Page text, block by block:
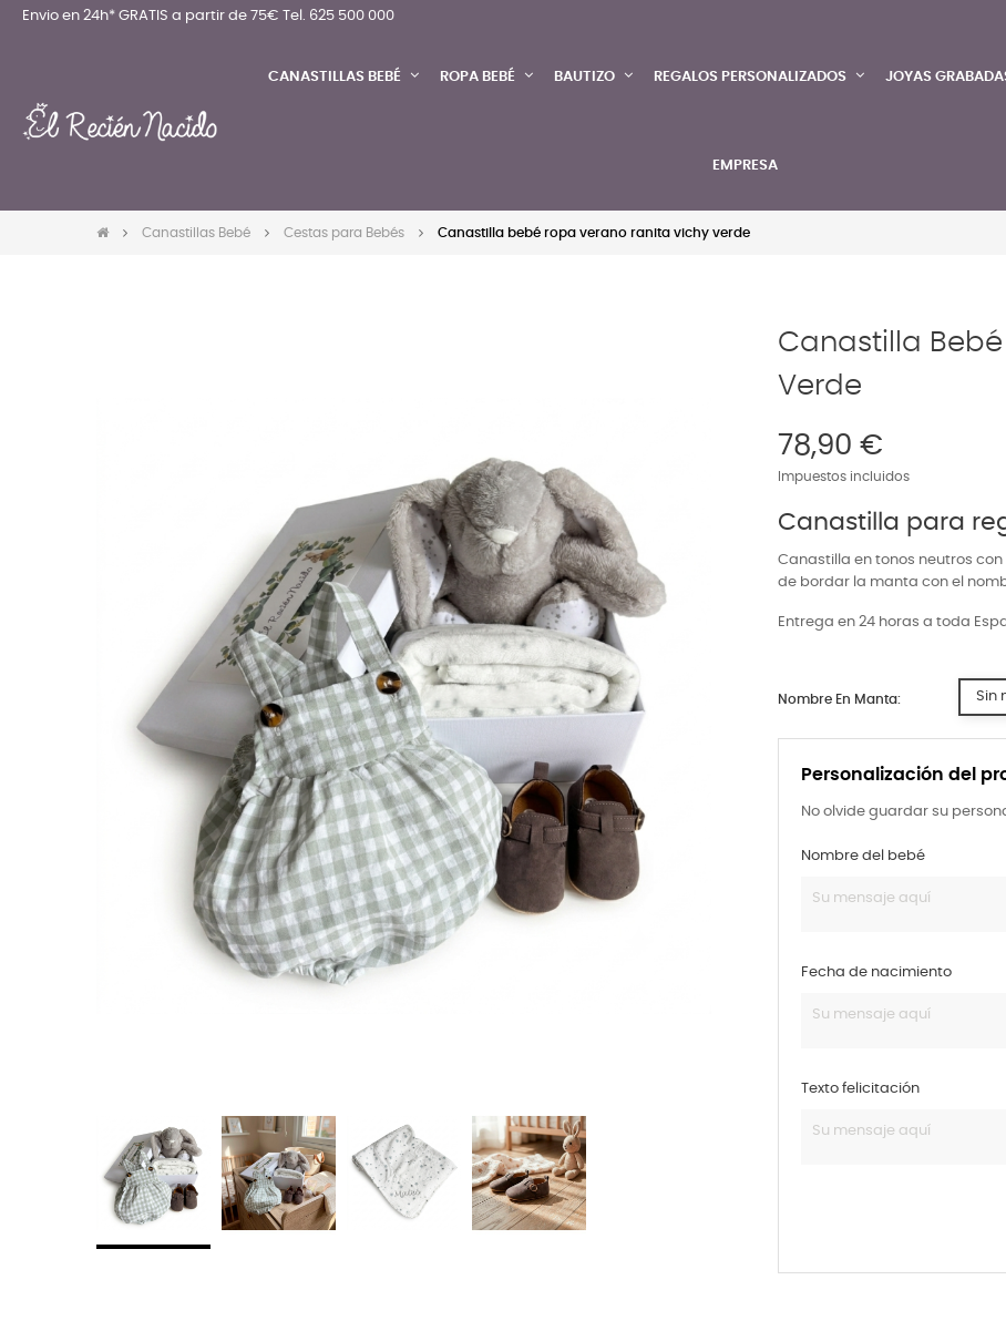
Envio en 24h* GRATIS a partir de 75€ Tel. 625 500 000
CANASTILLAS BEBÉ ROPA BEBÉ BAUTIZO REGALOS PERSONALIZADOS JOYAS
EMPRESA
Canastillas Bebé Cestas para Bebés Canastilla bebé ropa verano ranita vichy verde
Canastilla
Verde
78,90 €
Impuestos incluidos
Canastilla para
Canastilla en tonos neutros
de bordar la manta con el
Entrega en 24 horas a toda
Personalización del
No olvide guardar su
Nombre del bebé
Fecha de nacimiento
Texto felicitación
Nombre En Manta: Sin